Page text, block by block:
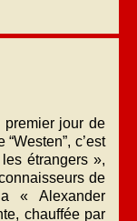
jour de
c’est
étrangers »,
de
« Alexander
chauffée par